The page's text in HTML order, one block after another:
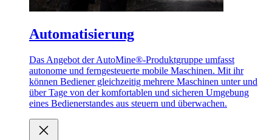
Automatisierung
Das Angebot der AutoMine®-Produktgruppe umfasst
autonome und ferngesteuerte mobile Maschinen. Mit ihr
können Bediener gleichzeitig mehrere Maschinen unter und
über Tage von der komfortablen und sicheren Umgebung
eines Bedienerstandes aus steuern und überwachen.